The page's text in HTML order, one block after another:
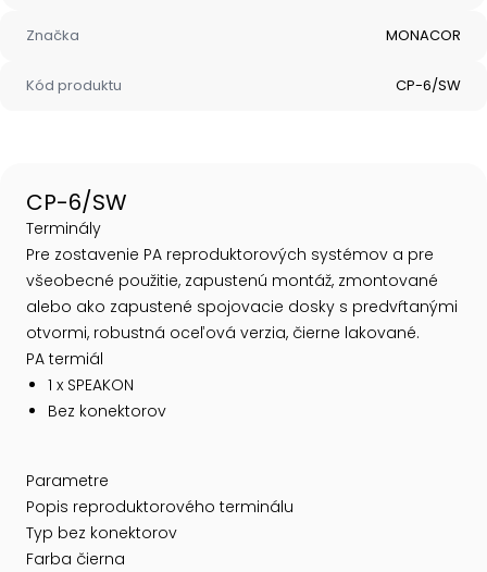
Značka MONACOR
Kód produktu CP-6/SW
CP-6/SW
Terminály
Pre zostavenie PA reproduktorových systémov a pre
všeobecné použitie, zapustenú montáž, zmontované
alebo ako zapustené spojovacie dosky s predvŕtanými
otvormi, robustná oceľová verzia, čierne lakované.
PA termiál
1 x SPEAKON
Bez konektorov
Parametre
Popis reproduktorového terminálu
Typ bez konektorov
Farba čierna